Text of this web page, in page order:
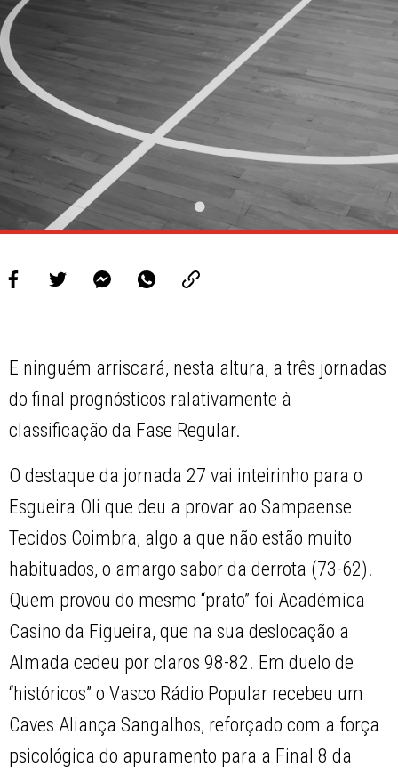
PROJETOS
LIGA BETCLIC MASCULINA
LIGA BETCLIC FEMININA
E ninguém arriscará, nesta altura, a três jornadas
do final prognósticos ralativamente à
classificação da Fase Regular.
O destaque da jornada 27 vai inteirinho para o
Esgueira Oli que deu a provar ao Sampaense
Tecidos Coimbra, algo a que não estão muito
habituados, o amargo sabor da derrota (73-62).
Quem provou do mesmo “prato” foi Académica
Casino da Figueira, que na sua deslocação a
Almada cedeu por claros 98-82. Em duelo de
“históricos” o Vasco Rádio Popular recebeu um
Caves Aliança Sangalhos, reforçado com a força
psicológica do apuramento para a Final 8 da